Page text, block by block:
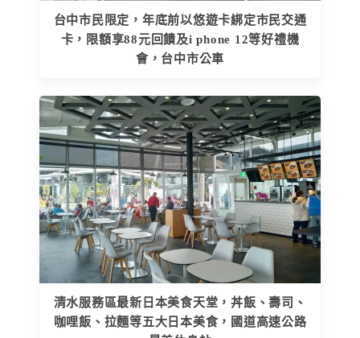
台中市民限定，年底前以悠遊卡綁定市民交通
卡，限額享88元回饋及i phone 12等好禮機
會，台中市公車
清水服務區最新日本美食天堂，丼飯、壽司、
咖哩飯、拉麵等五大日本美食，國道高速公路